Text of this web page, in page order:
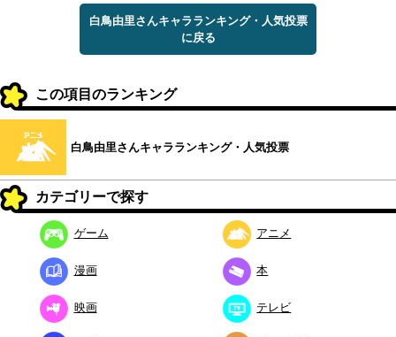
白鳥由里さんキャラランキング・人気投票
に戻る
この項目のランキング
白鳥由里さんキャラランキング・人気投票
カテゴリーで探す
ゲーム アニメ
漫画 本
映画 テレビ